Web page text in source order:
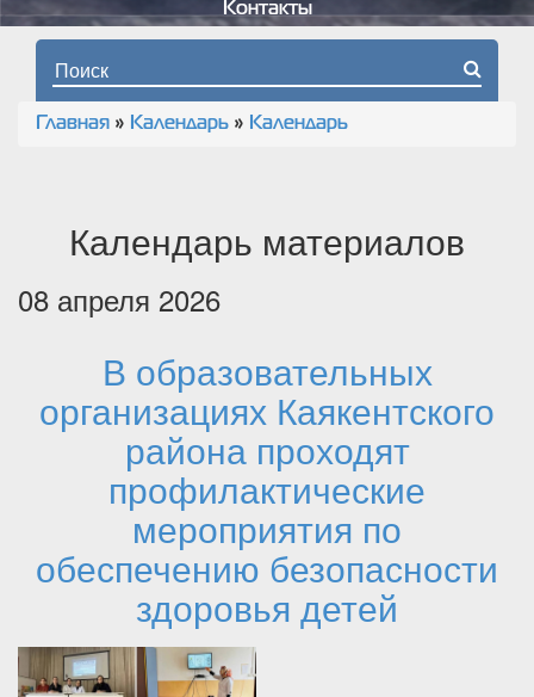
Контакты
Форма поиска
Вы здесь
Главная » Календарь » Календарь
Календарь материалов
08 апреля 2026
В образовательных
организациях Каякентского
района проходят
профилактические
мероприятия по
обеспечению безопасности
здоровья детей